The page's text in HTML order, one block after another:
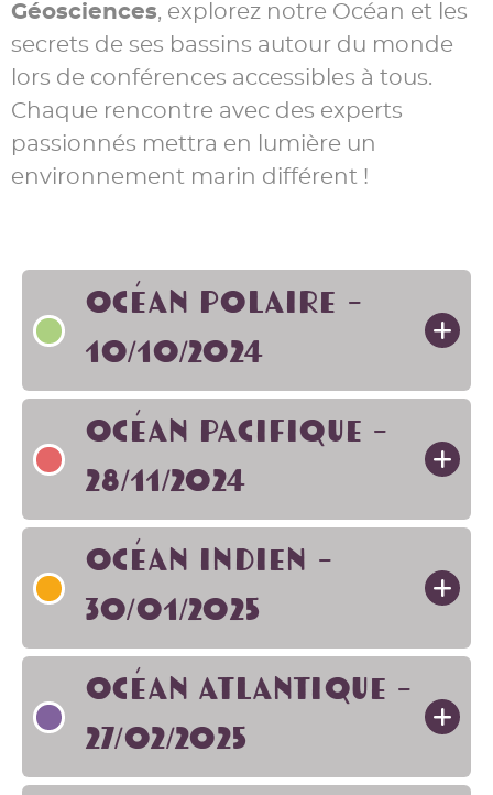
Géosciences, explorez notre Océan et les
secrets de ses bassins autour du monde
lors de conférences accessibles à tous.
Chaque rencontre avec des experts
passionnés mettra en lumière un
environnement marin différent !
Océan Polaire -
10/10/2024
Océan Pacifique -
28/11/2024
Océan Indien -
30/01/2025
Océan Atlantique -
27/02/2025